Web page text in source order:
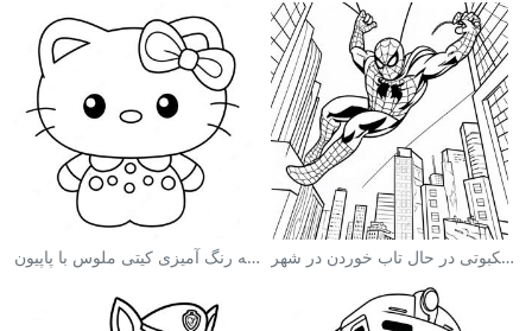
صفحه رنگ آمیزی کیتی ملوس با پاپیون صفحه رنگ آمیزی مرد عنکبوتی در حال تاب خوردن در شهر